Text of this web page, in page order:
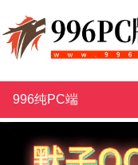
996纯PC端